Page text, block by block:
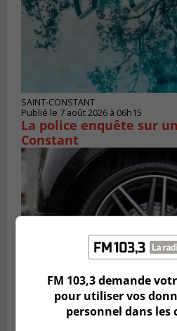
SAINT-CONSTANT
Publié le 7 août 2026 à 06h15
La police enquête sur
Constant
FM 103,3 demande
pour utiliser vos
personnel dans les